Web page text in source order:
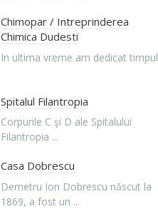
Chimopar / Intreprinderea
Chimica Dudesti
In ultima vreme am dedicat timpul
Spitalul Filantropia
Corpurile C şi D ale Spitalului
Filantropia ...
Casa Dobrescu
Demetru Ion Dobrescu născut la
1869, a fost un ...